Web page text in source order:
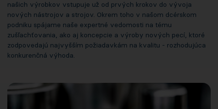
našich výrobkov vstupuje už od prvých krokov do vývoja
nových nástrojov a strojov. Okrem toho v našom dcérskom
podniku spájame naše expertné vedomosti na tému
zušľachťovania, ako aj koncepcie a výroby nových pecí, ktoré
zodpovedajú najvyšším požiadavkám na kvalitu - rozhodujúca
konkurenčná výhoda.